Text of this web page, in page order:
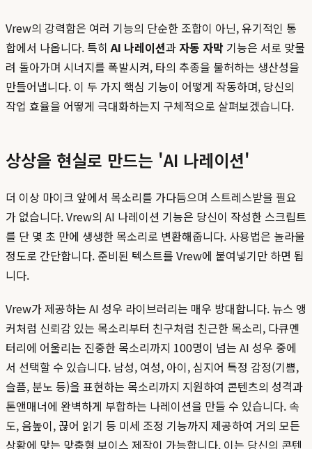
Vrew의 강력함은 여러 기능의 단순한 조합이 아닌, 유기적인 통
합에서 나옵니다. 특히AI 나레이션과 자동 자막 기능은 서로 맞물
려 돌아가며 시너지를 폭발시켜, 타의 추종을 불허하는 생산성을
만들어냅니다. 이 두 가지 핵심 기능이 어떻게 작동하며, 당신의
작업 효율을 어떻게 극대화하는지 구체적으로 살펴보겠습니다.
상상을 현실로 만드는 'AI 나레이션'
더 이상 마이크 앞에서 목소리를 가다듬으며 스트레스받을 필요
가 없습니다. Vrew의 AI 나레이션 기능은 당신이 작성한 스크립트
를 단 몇 초 만에 생생한 목소리로 변환해줍니다. 사용법은 놀라울
정도로 간단합니다. 준비된 텍스트를 Vrew에 붙여넣기만 하면 됩
니다.
Vrew가 제공하는 AI 성우 라이브러리는 매우 방대합니다. 뉴스 앵
커처럼 신뢰감 있는 목소리부터 친구처럼 친근한 목소리, 다큐멘
터리에 어울리는 진중한 목소리까지 100명이 넘는 AI 성우 중에
서 선택할 수 있습니다. 남성, 여성, 아이, 심지어 특정 감정(기쁨,
슬픔, 분노 등)을 표현하는 목소리까지 지원하여 콘텐츠의 성격과
톤앤매너에 완벽하게 부합하는 나레이션을 만들 수 있습니다. 속
도, 음높이, 끊어 읽기 등 미세 조정 기능까지 제공하여 거의 모든
상황에 맞는 맞춤형 보이스 제작이 가능합니다. 이는 당신의 콘텐